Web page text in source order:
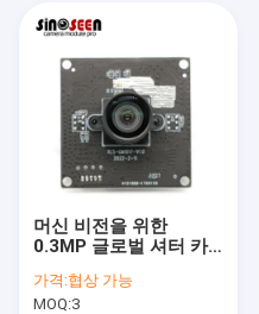
머신 비전을 위한
0.3MP 글로벌 셔터 카
가격:협상 가능
MOQ:3